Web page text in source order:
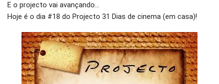
E o projecto vai avançando…
Hoje é o dia #18 do Projecto 31 Dias de cinema (em casa)!